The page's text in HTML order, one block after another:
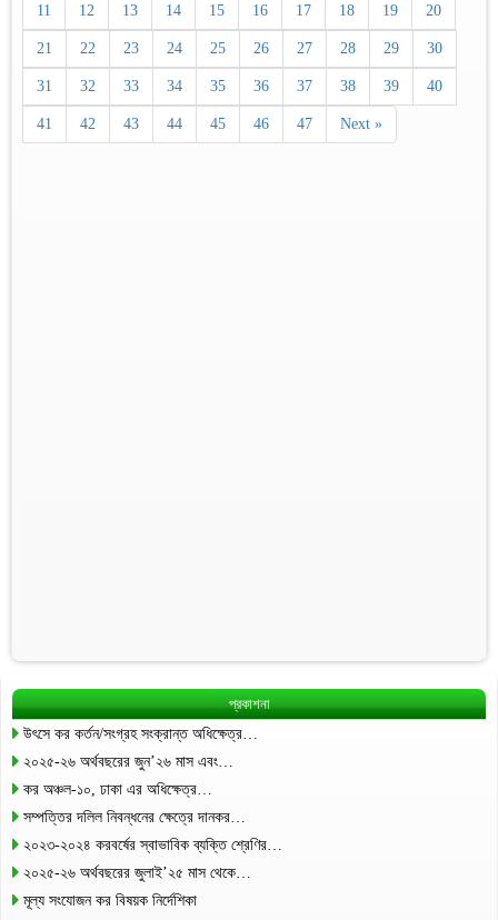
11 12 13 14 15 16 17 18 19 20
21 22 23 24 25 26 27 28 29 30
31 32 33 34 35 36 37 38 39 40
41 42 43 44 45 46 47 Next »
প্রকাশনা
উৎসে কর কর্তন/সংগ্রহ সংক্রান্ত অধিক্ষেত্র…
২০২৫-২৬ অর্থবছরের জুন’২৬ মাস এবং…
কর অঞ্চল-১০, ঢাকা এর অধিক্ষেত্র…
সম্পত্তির দলিল নিবন্ধনের ক্ষেত্রে দানকর…
২০২৩-২০২৪ করবর্ষের স্বাভাবিক ব্যক্তি শ্রেণির…
২০২৫-২৬ অর্থবছরের জুলাই’২৫ মাস থেকে…
মূল্য সংযোজন কর বিষয়ক নির্দেশিকা